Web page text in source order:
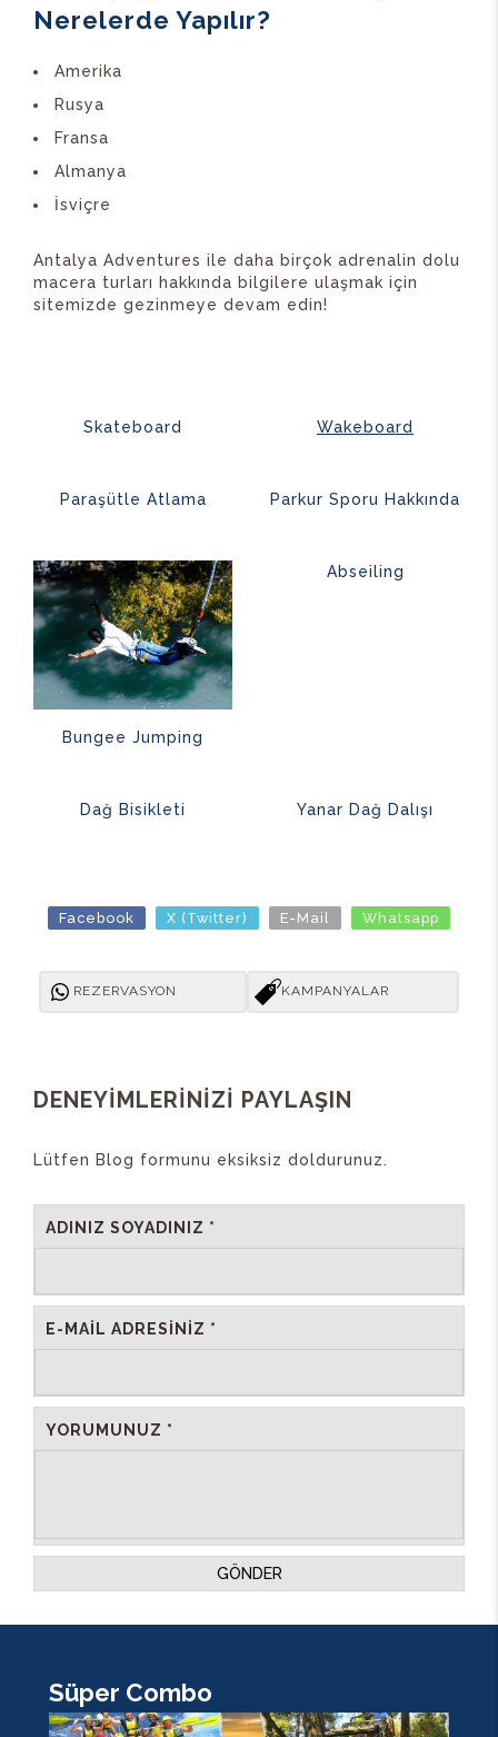
Nerelerde Yapılır?
Amerika
Rusya
Fransa
Almanya
İsviçre
Antalya Adventures ile daha birçok adrenalin dolu
macera turları hakkında bilgilere ulaşmak için
sitemizde gezinmeye devam edin!
Skateboard Wakeboard
Paraşütle Atlama Parkur Sporu Hakkında
Bungee Jumping
Abseiling
Dağ Bisikleti Yanar Dağ Dalışı
Facebook X (Twitter) E-Mail Whatsapp
REZERVASYON KAMPANYALAR
DENEYİMLERİNİZİ PAYLAŞIN
Lütfen Blog formunu eksiksiz doldurunuz.
ADINIZ SOYADINIZ *
E-MAIL ADRESINIZ *
YORUMUNUZ *
GÖNDER
Süper Combo